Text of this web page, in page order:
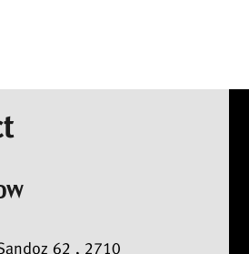
62 , 2710